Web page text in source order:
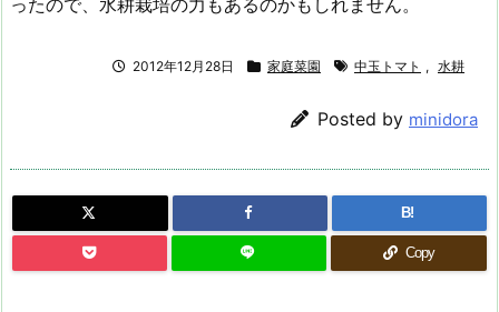
2012年12月28日 家庭菜園 中玉トマト , 水耕
Posted by minidora
B!
Copy